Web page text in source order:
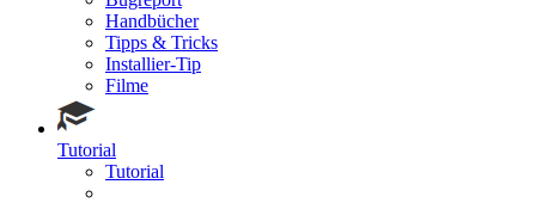
Handbücher
Tipps & Tricks
Installier-Tip
Filme
Tutorial
Tutorial